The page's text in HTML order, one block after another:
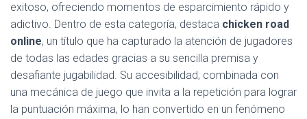
exitoso, ofreciendo momentos de esparcimiento rápido y
adictivo. Dentro de esta categoría, destaca chicken road
online, un título que ha capturado la atención de jugadores
de todas las edades gracias a su sencilla premisa y
desafiante jugabilidad. Su accesibilidad, combinada con
una mecánica de juego que invita a la repetición para lograr
la puntuación máxima, lo han convertido en un fenómeno